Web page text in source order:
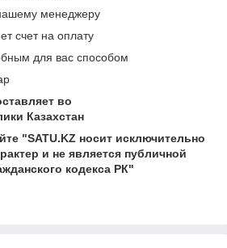
менеджеру
счет на оплату
для вас способом
во
Казахстан
"SATU.KZ носит исключительно
и не является публичной
кодекса РК"